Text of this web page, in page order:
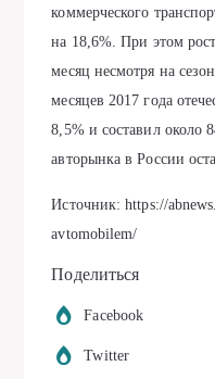
коммерческого
на 18,6%. При этом
месяц несмотря на
месяцев 2017 года
8,5% и составил около
авторынка в России
Источник: https://
avtomobilem/
Поделиться
Facebook
Twitter